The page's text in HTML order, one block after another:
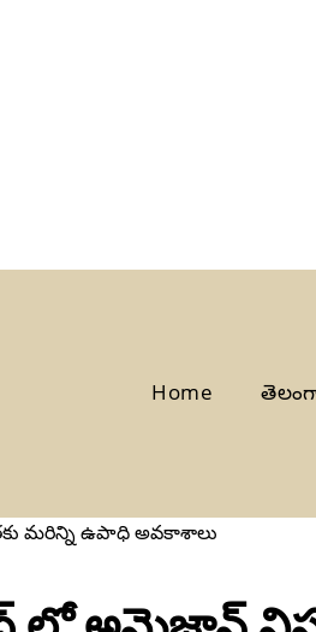
Home
మరిన్ని ఉపాధి అవకాశాలు